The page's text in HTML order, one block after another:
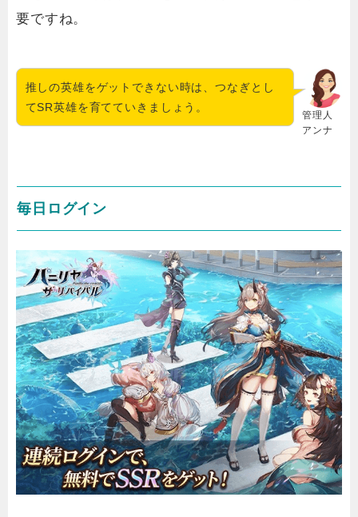
要ですね。
管理人
アンナ
推しの英雄をゲットできない時は、つなぎとし
てSR英雄を育てていきましょう。
毎日ログイン